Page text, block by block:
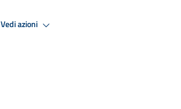
Vedi azioni